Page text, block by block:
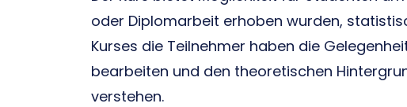
oder Diplomarbeit erhoben wurden,
Kurses die Teilnehmer haben die
bearbeiten und den theoretischen
verstehen.